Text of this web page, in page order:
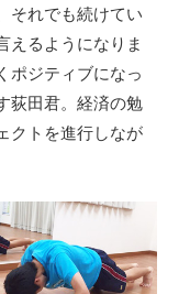
それでも続けてい
えるようになりま
ポジティブになっ
荻田君。経済の勉
クトを進行しなが